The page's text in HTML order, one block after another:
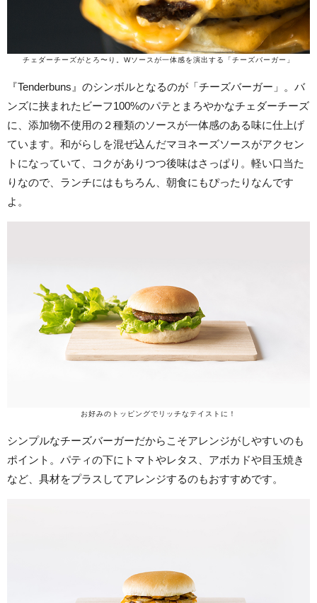
チェダーチーズがとろ〜り。Wソースが一体感を演出する「チーズバーガー」
『Tenderbuns』のシンボルとなるのが「チーズバーガー」。バ
ンズに挟まれたビーフ100%のパテとまろやかなチェダーチーズ
に、添加物不使用の２種類のソースが一体感のある味に仕上げ
ています。和がらしを混ぜ込んだマヨネーズソースがアクセン
トになっていて、コクがありつつ後味はさっぱり。軽い口当た
りなので、ランチにはもちろん、朝食にもぴったりなんです
よ。
お好みのトッピングでリッチなテイストに！
シンプルなチーズバーガーだからこそアレンジがしやすいのも
ポイント。パティの下にトマトやレタス、アボカドや目玉焼き
など、具材をプラスしてアレンジするのもおすすめです。